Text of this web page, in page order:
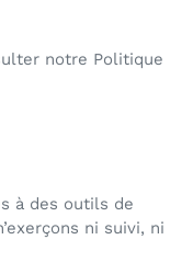
notre Politique
à des outils de
ni suivi, ni